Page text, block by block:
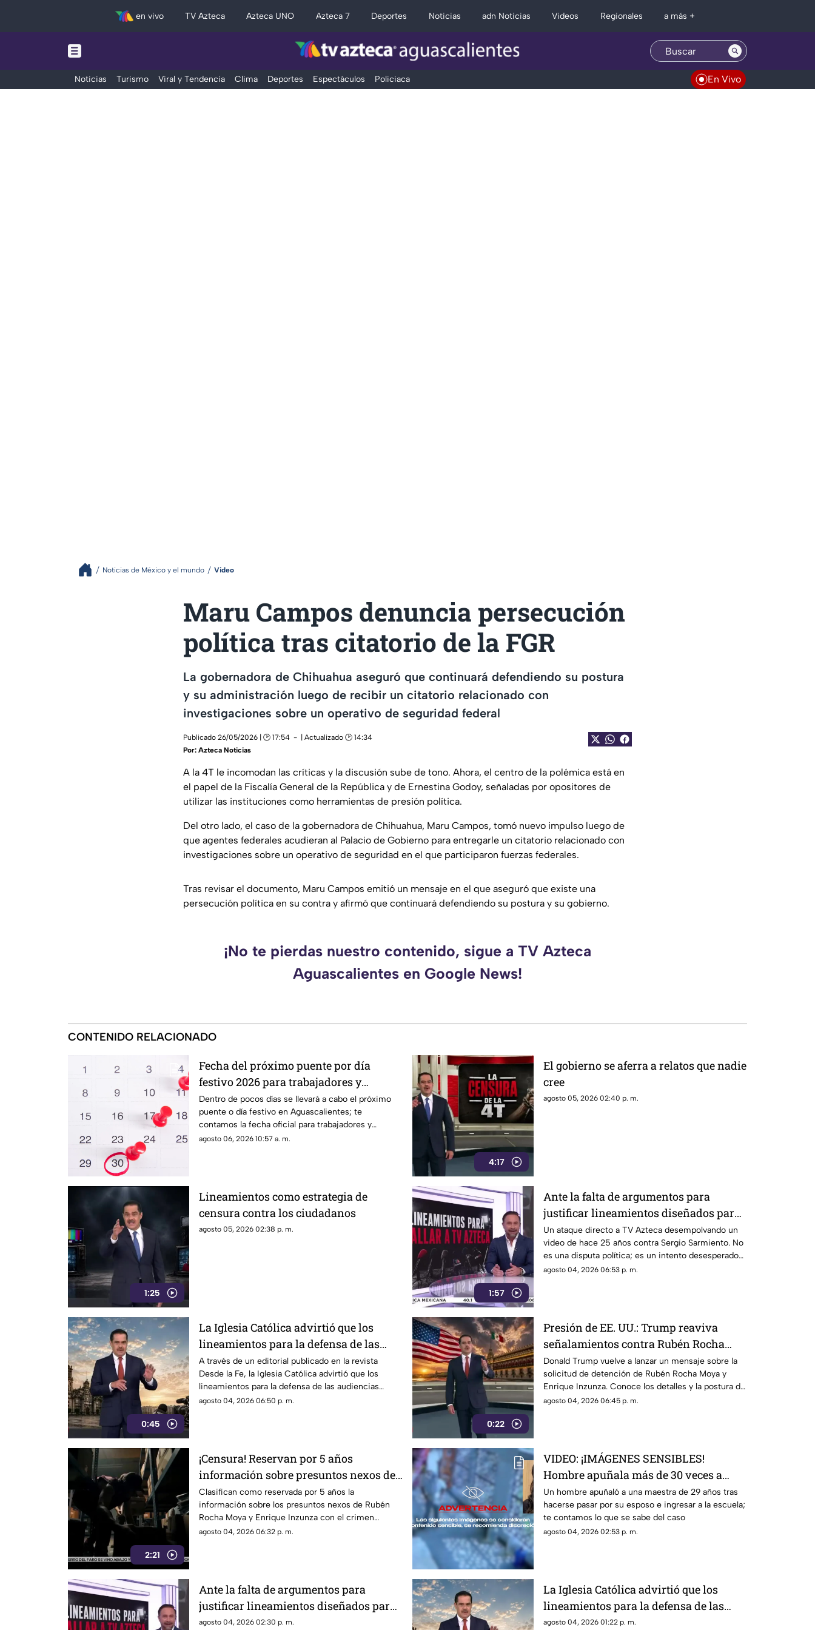
en vivo TV Azteca Azteca UNO Azteca 7 Deportes Noticias adn Noticias Videos Regionales a más +
Noticias Turismo Viral y Tendencia Clima Deportes Espectáculos Policiaca En Vivo
Noticias de México y el mundo Video
Maru Campos denuncia persecución
política tras citatorio de la FGR
La gobernadora de Chihuahua aseguró que continuará defendiendo su postura
y su administración luego de recibir un citatorio relacionado con
investigaciones sobre un operativo de seguridad federal
Publicado 26/05/2026 | 🕑 17:54
| Actualizado 🕑 14:34
Por: Azteca Noticias
A la 4T le incomodan las críticas y la discusión sube de tono. Ahora, el centro de la polémica está en
el papel de la Fiscalía General de la República y de Ernestina Godoy, señaladas por opositores de
utilizar las instituciones como herramientas de presión política.
Del otro lado, el caso de la gobernadora de Chihuahua, Maru Campos, tomó nuevo impulso luego de
que agentes federales acudieran al Palacio de Gobierno para entregarle un citatorio relacionado con
investigaciones sobre un operativo de seguridad en el que participaron fuerzas federales.
Tras revisar el documento, Maru Campos emitió un mensaje en el que aseguró que existe una
persecución política en su contra y afirmó que continuará defendiendo su postura y su gobierno.
¡No te pierdas nuestro contenido, sigue a TV Azteca
Aguascalientes en Google News!
CONTENIDO RELACIONADO
Fecha del próximo puente por día
festivo 2026 para trabajadores y
estudiantes en Aguascalientes
Dentro de pocos días se llevará a cabo el próximo
puente o día festivo en Aguascalientes; te
contamos la fecha oficial para trabajadores y
estudiantes
agosto 06, 2026 10:57 a. m.
4:17
El gobierno se aferra a relatos que nadie
cree
agosto 05, 2026 02:40 p. m.
1:25
Lineamientos como estrategia de
censura contra los ciudadanos
agosto 05, 2026 02:38 p. m.
1:57
Ante la falta de argumentos para
justificar lineamientos diseñados para
censurar, el Gobierno recurrió a la
descalificación
Un ataque directo a TV Azteca desempolvando un
video de hace 25 años contra Sergio Sarmiento. No
es una disputa política; es un intento desesperado
por silenciar a la crítica
agosto 04, 2026 06:53 p. m.
0:45
La Iglesia Católica advirtió que los
lineamientos para la defensa de las
audiencias podrían convertirse en un
mecanismo de censura
A través de un editorial publicado en la revista
Desde la Fe, la Iglesia Católica advirtió que los
lineamientos para la defensa de las audiencias
podrían convertirse en un mecanismo de censura
agosto 04, 2026 06:50 p. m.
0:22
Presión de EE. UU.: Trump reaviva
señalamientos contra Rubén Rocha
Moya y Enrique Inzunza
Donald Trump vuelve a lanzar un mensaje sobre la
solicitud de detención de Rubén Rocha Moya y
Enrique Inzunza. Conoce los detalles y la postura de
México
agosto 04, 2026 06:45 p. m.
2:21
¡Censura! Reservan por 5 años
información sobre presuntos nexos de
Rocha Moya e Inzunza con el crimen
Clasifican como reservada por 5 años la
información sobre los presuntos nexos de Rubén
Rocha Moya y Enrique Inzunza con el crimen
organizado. Conoce los detalles de la medida
agosto 04, 2026 06:32 p. m.
VIDEO: ¡IMÁGENES SENSIBLES!
Hombre apuñala más de 30 veces a
maestra de 29 años en una escuela
Un hombre apuñaló a una maestra de 29 años tras
hacerse pasar por su esposo e ingresar a la escuela;
te contamos lo que se sabe del caso
agosto 04, 2026 02:53 p. m.
Ante la falta de argumentos para
justificar lineamientos diseñados para
censurar, el Gobierno recurrió a la
agosto 04, 2026 02:30 p. m.
La Iglesia Católica advirtió que los
lineamientos para la defensa de las
audiencias podrían convertirse en un
agosto 04, 2026 01:22 p. m.